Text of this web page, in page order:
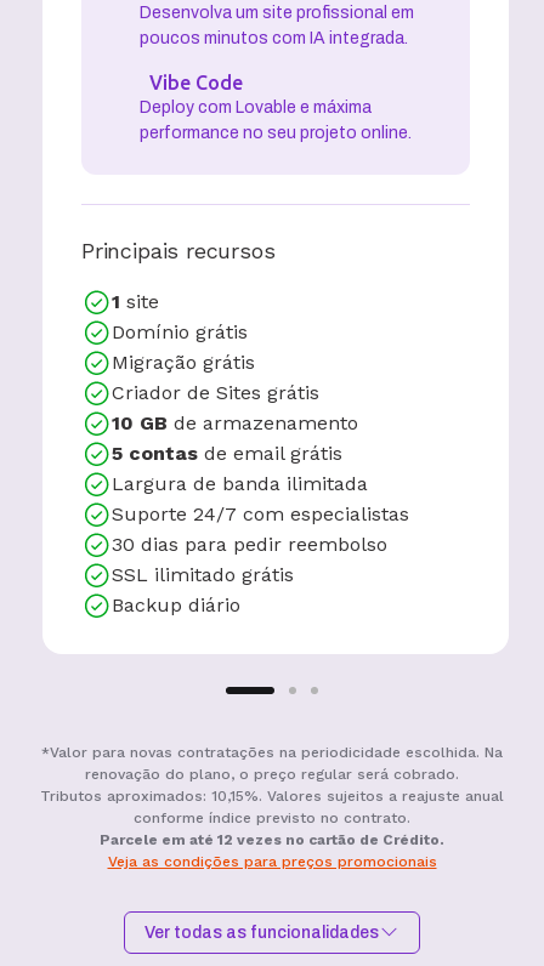
Desenvolva um site profissional em
poucos minutos com IA integrada.
Vibe Code
Deploy com Lovable e máxima
performance no seu projeto online.
Principais recursos
1 site
Domínio grátis
Migração grátis
Criador de Sites grátis
10 GB de armazenamento
5 contas de email grátis
Largura de banda ilimitada
Suporte 24/7 com especialistas
30 dias para pedir reembolso
SSL ilimitado grátis
Backup diário
*Valor para novas contratações na periodicidade escolhida. Na
renovação do plano, o preço regular será cobrado.
Tributos aproximados: 10,15%. Valores sujeitos a reajuste anual
conforme índice previsto no contrato.
Parcele em até 12 vezes no cartão de Crédito.
Veja as condições para preços promocionais
Ver todas as funcionalidades